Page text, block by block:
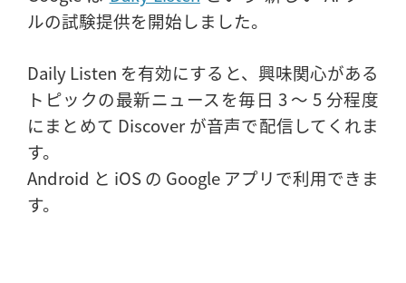
ルの試験提供を開始しました。
Daily Listen を有効にすると、興味関心がある
トピックの最新ニュースを毎日 3 〜 5 分程度
にまとめて Discover が音声で配信してくれま
す。
Android と iOS の Google アプリで利用できま
す。